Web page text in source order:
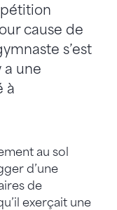
cause de
s’est
une
à
au sol
d’une
de
exerçait une